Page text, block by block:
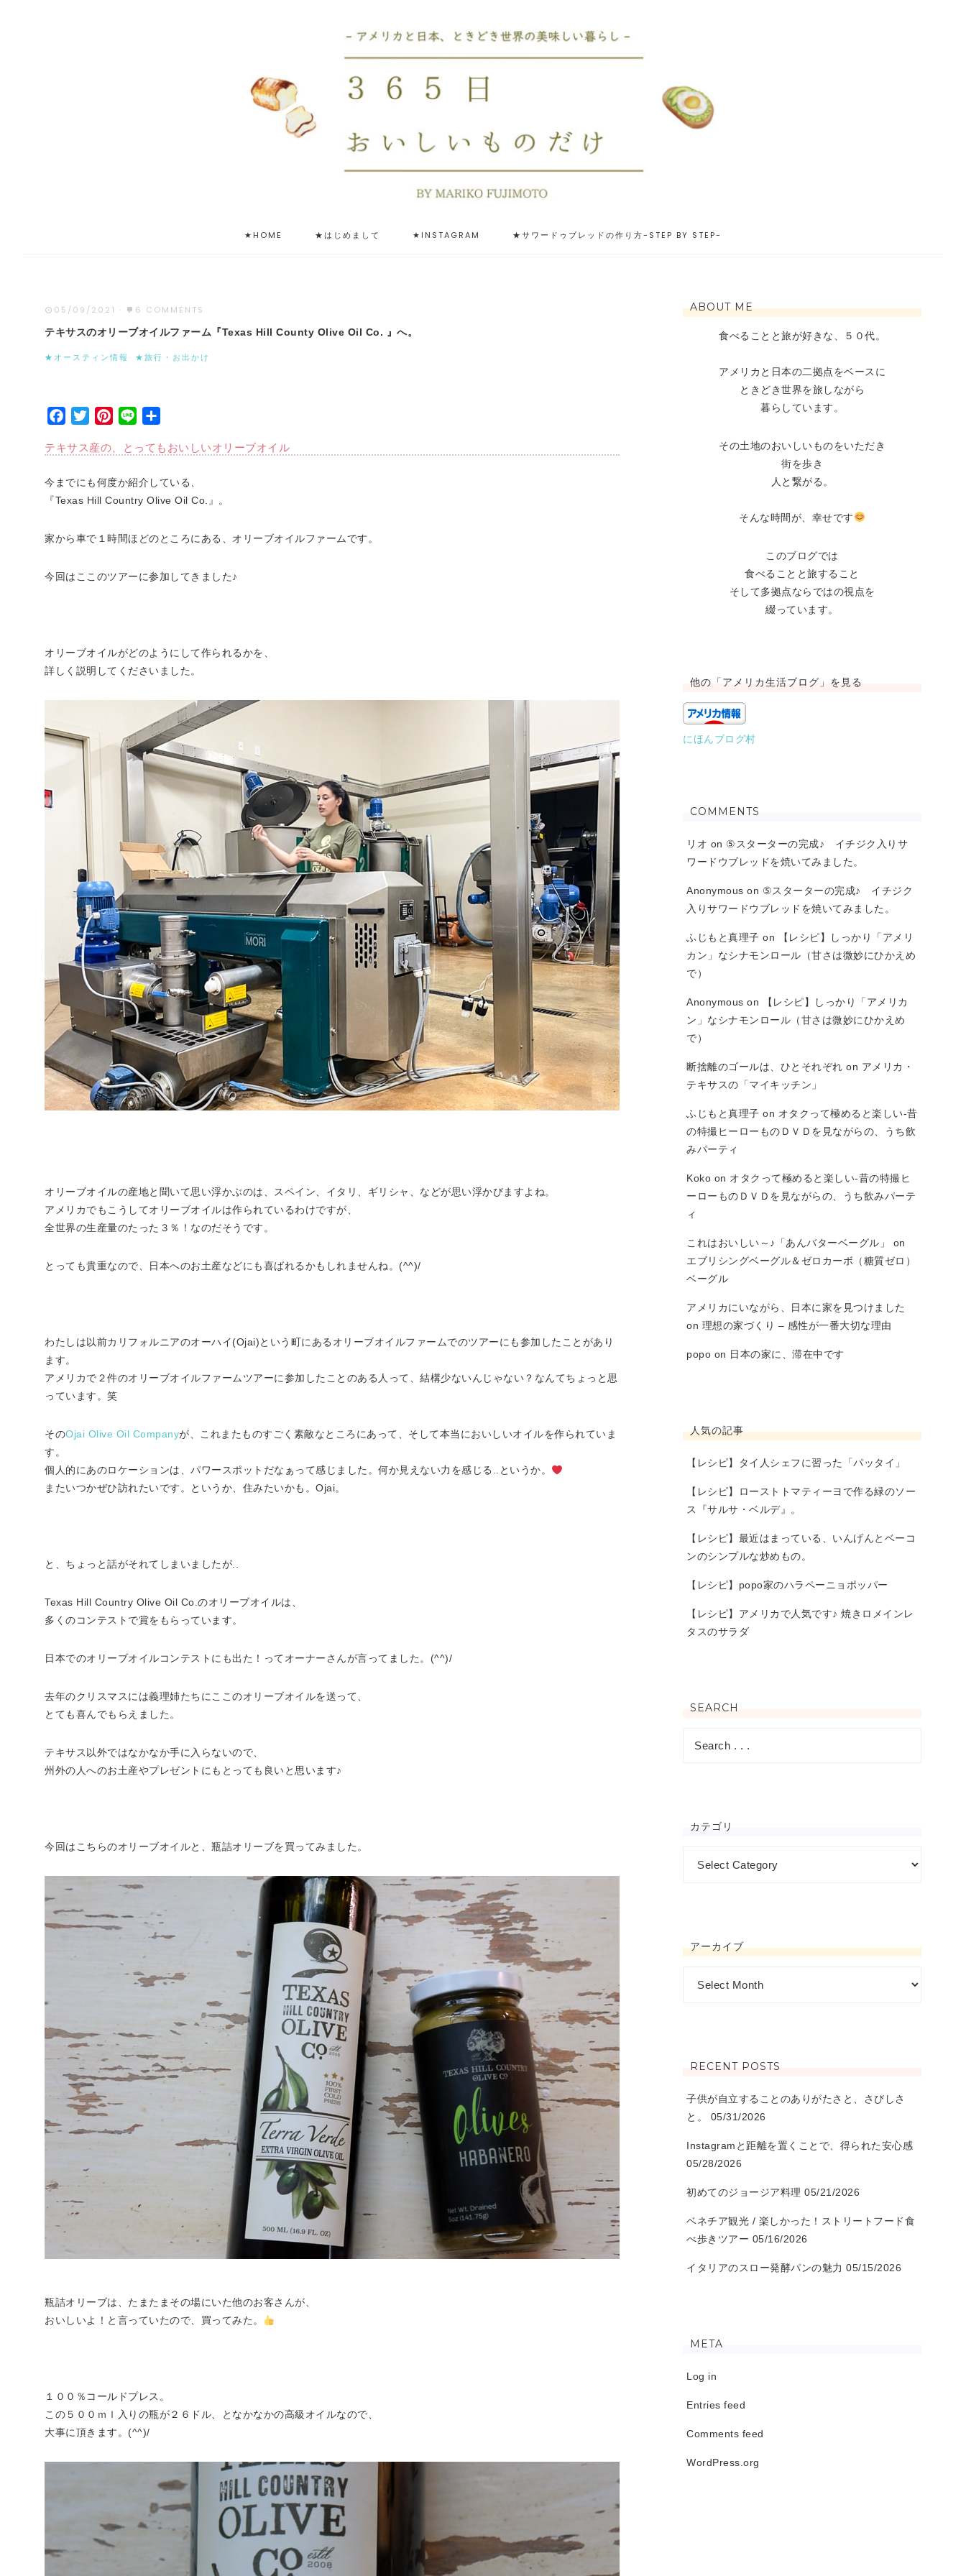
★HOME ★はじめまして ★INSTAGRAM ★サワードゥブレッドの作り方-STEP BY STEP-
05/09/2021 ·
6 COMMENTS
テキサスのオリーブオイルファーム『Texas Hill County Olive Oil Co. 』へ。
★オースティン情報· ★旅行・お出かけ
Facebook
TwitterPinterest
Line
テキサス産の、とってもおいしいオリーブオイル
今までにも何度か紹介している、
『Texas Hill Country Olive Oil Co.』。
家から車で１時間ほどのところにある、オリーブオイルファームです。
今回はここのツアーに参加してきました♪
オリーブオイルがどのようにして作られるかを、
詳しく説明してくださいました。
オリーブオイルの産地と聞いて思い浮かぶのは、スペイン、イタリ、ギリシャ、などが思い浮かびますよね。
アメリカでもこうしてオリーブオイルは作られているわけですが、
全世界の生産量のたった３％！なのだそうです。
とっても貴重なので、日本へのお土産などにも喜ばれるかもしれませんね。(^^)/
わたしは以前カリフォルニアのオーハイ(Ojai)という町にあるオリーブオイルファームでのツアーにも参加したことがあり
ます。
アメリカで２件のオリーブオイルファームツアーに参加したことのある人って、結構少ないんじゃない？なんてちょっと思
っています。笑
そのOjai Olive Oil Companyが、これまたものすごく素敵なところにあって、そして本当においしいオイルを作られていま
す。
個人的にあのロケーションは、パワースポットだなぁって感じました。何か見えない力を感じる..というか。
またいつかぜひ訪れたいです。というか、住みたいかも。Ojai。
と、ちょっと話がそれてしまいましたが..
Texas Hill Country Olive Oil Co.のオリーブオイルは、
多くのコンテストで賞をもらっています。
日本でのオリーブオイルコンテストにも出た！ってオーナーさんが言ってました。(^^)/
去年のクリスマスには義理姉たちにここのオリーブオイルを送って、
とても喜んでもらえました。
テキサス以外ではなかなか手に入らないので、
州外の人へのお土産やプレゼントにもとっても良いと思います♪
今回はこちらのオリーブオイルと、瓶詰オリーブを買ってみました。
瓶詰オリーブは、たまたまその場にいた他のお客さんが、
おいしいよ！と言っていたので、買ってみた。
１００％コールドプレス。
この５００ｍｌ入りの瓶が２６ドル、となかなかの高級オイルなので、
大事に頂きます。(^^)/
ABOUT ME
食べることと旅が好きな、５０代。
アメリカと日本の二拠点をベースに
ときどき世界を旅しながら
暮らしています。
その土地のおいしいものをいただき
街を歩き
人と繋がる。
そんな時間が、幸せです
このブログでは
食べることと旅すること
そして多拠点ならではの視点を
綴っています。
他の「アメリカ生活ブログ」を見る
にほんブログ村
COMMENTS
リオ on ⑤スターターの完成♪ イチジク入りサ
ワードウブレッドを焼いてみました。
Anonymous on ⑤スターターの完成♪ イチジク
入りサワードウブレッドを焼いてみました。
ふじもと真理子 on
【レシピ】しっかり「アメリ
カン」なシナモンロール（甘さは微妙にひかえめ
で）
Anonymous on
【レシピ】しっかり「アメリカ
ン」なシナモンロール（甘さは微妙にひかえめ
で）
断捨離のゴールは、ひとそれぞれ on アメリカ・
テキサスの「マイキッチン」
ふじもと真理子 on オタクって極めると楽しい-昔
の特撮ヒーローものＤＶＤを見ながらの、うち飲
みパーティ
Koko on オタクって極めると楽しい-昔の特撮ヒ
ーローものＤＶＤを見ながらの、うち飲みパーテ
ィ
これはおいしい～♪「あんバターベーグル」
on
エブリシングベーグル＆ゼロカーボ（糖質ゼロ）
ベーグル
アメリカにいながら、日本に家を見つけました
on 理想の家づくり – 感性が一番大切な理由
popo on 日本の家に、滞在中です
人気の記事
【レシピ】タイ人シェフに習った「パッタイ」
【レシピ】ローストトマティーヨで作る緑のソー
ス『サルサ・ベルデ』。
【レシピ】最近はまっている、いんげんとベーコ
ンのシンプルな炒めもの。
【レシピ】popo家のハラペーニョポッパー
【レシピ】アメリカで人気です♪ 焼きロメインレ
タスのサラダ
SEARCH
カテゴリ
アーカイブ
RECENT POSTS
子供が自立することのありがたさと、さびしさ
と。
05/31/2026
Instagramと距離を置くことで、得られた安心感
05/28/2026
初めてのジョージア料理 05/21/2026
ベネチア観光 / 楽しかった！ストリートフード食
べ歩きツアー 05/16/2026
イタリアのスロー発酵パンの魅力 05/15/2026
META
Log in
Entries feed
Comments feed
WordPress.org